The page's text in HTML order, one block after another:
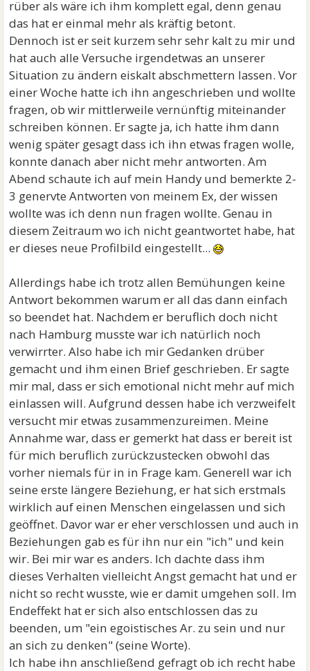
rüber als wäre ich ihm komplett egal, denn genau
das hat er einmal mehr als kräftig betont.
Dennoch ist er seit kurzem sehr sehr kalt zu mir und
hat auch alle Versuche irgendetwas an unserer
Situation zu ändern eiskalt abschmettern lassen. Vor
einer Woche hatte ich ihn angeschrieben und wollte
fragen, ob wir mittlerweile vernünftig miteinander
schreiben können. Er sagte ja, ich hatte ihm dann
wenig später gesagt dass ich ihn etwas fragen wolle,
konnte danach aber nicht mehr antworten. Am
Abend schaute ich auf mein Handy und bemerkte 2-
3 genervte Antworten von meinem Ex, der wissen
wollte was ich denn nun fragen wollte. Genau in
diesem Zeitraum wo ich nicht geantwortet habe, hat
er dieses neue Profilbild eingestellt...
Allerdings habe ich trotz allen Bemühungen keine
Antwort bekommen warum er all das dann einfach
so beendet hat. Nachdem er beruflich doch nicht
nach Hamburg musste war ich natürlich noch
verwirrter. Also habe ich mir Gedanken drüber
gemacht und ihm einen Brief geschrieben. Er sagte
mir mal, dass er sich emotional nicht mehr auf mich
einlassen will. Aufgrund dessen habe ich verzweifelt
versucht mir etwas zusammenzureimen. Meine
Annahme war, dass er gemerkt hat dass er bereit ist
für mich beruflich zurückzustecken obwohl das
vorher niemals für in in Frage kam. Generell war ich
seine erste längere Beziehung, er hat sich erstmals
wirklich auf einen Menschen eingelassen und sich
geöffnet. Davor war er eher verschlossen und auch in
Beziehungen gab es für ihn nur ein "ich" und kein
wir. Bei mir war es anders. Ich dachte dass ihm
dieses Verhalten vielleicht Angst gemacht hat und er
nicht so recht wusste, wie er damit umgehen soll. Im
Endeffekt hat er sich also entschlossen das zu
beenden, um "ein egoistisches Ar. zu sein und nur
an sich zu denken" (seine Worte).
Ich habe ihn anschließend gefragt ob ich recht habe